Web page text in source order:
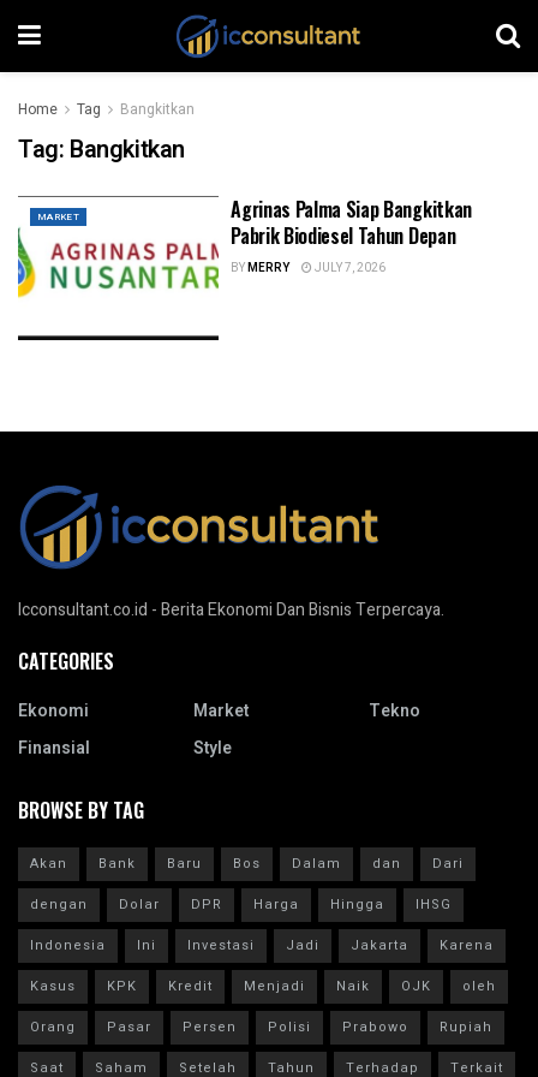
Home Tag Bangkitkan
Tag: Bangkitkan
MARKET
Agrinas Palma Siap Bangkitkan
Pabrik Biodiesel Tahun Depan
BYMERRY JULY 7, 2026
Icconsultant.co.id - Berita Ekonomi Dan Bisnis Terpercaya.
CATEGORIES
Ekonomi
Finansial
Market
Style
Tekno
BROWSE BY TAG
Akan Bank Baru Bos Dalam dan
Dari
dengan
Dolar DPR Harga Hingga
IHSG
Indonesia
Ini Investasi Jadi Jakarta
Karena
Kasus
KPK Kredit Menjadi Naik OJK
oleh
Orang
Pasar Persen Polisi Prabowo
Rupiah
Saat
Saham Setelah Tahun Terhadap Terkait